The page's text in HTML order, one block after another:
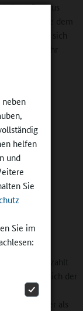
helfen
und
Sie
Sie im
Der aus
sowie dem
zeichnet sich
sehr
jetzt bezahlt
freut sich der
und Schüler als